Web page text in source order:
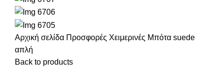
Αρχική σελίδα Προσφορές Χειμερινές Μπότα suede
απλή
Back to products